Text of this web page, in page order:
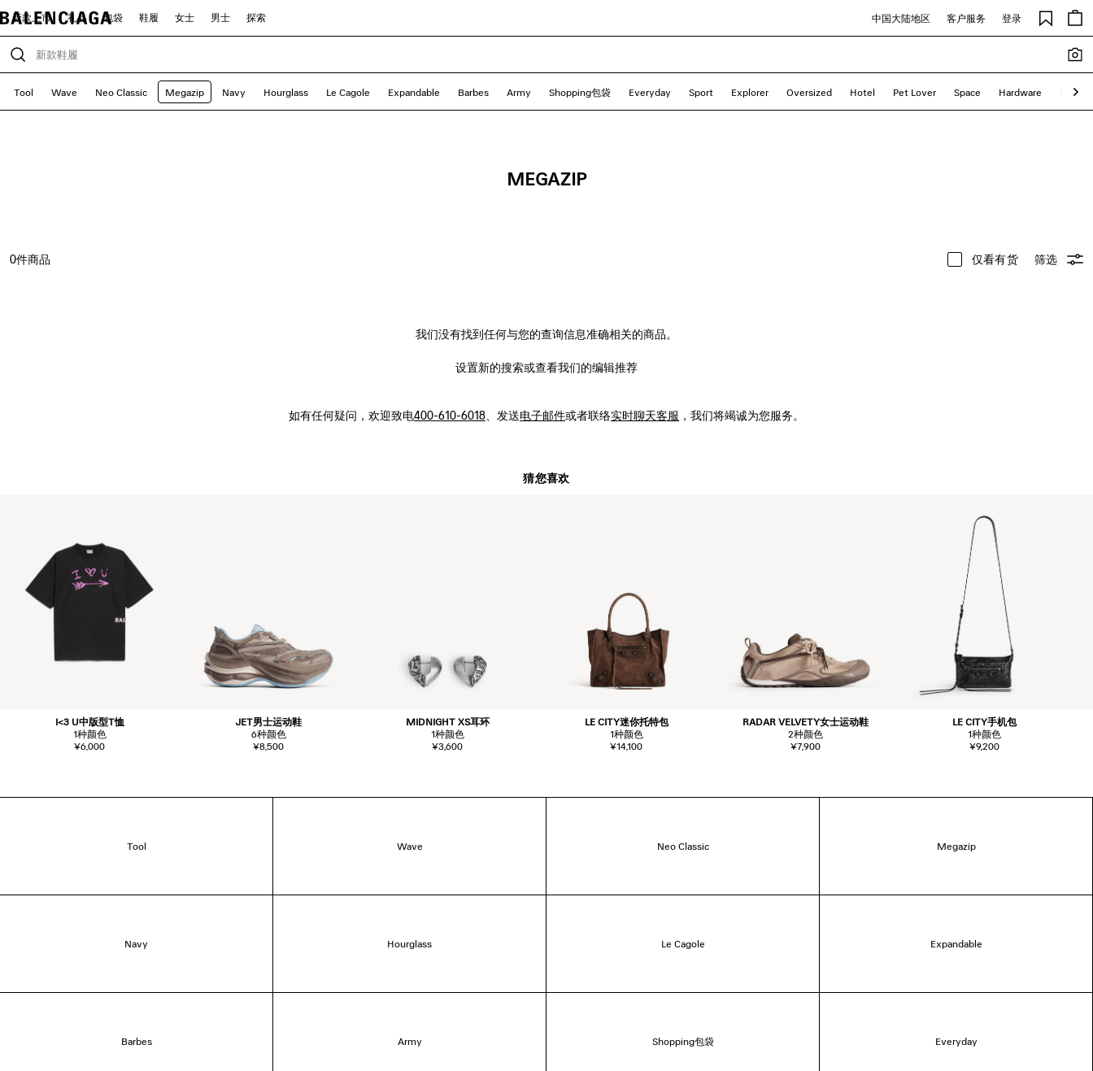
新款上市 礼品 包袋 鞋履 女士 男士 探索 中国大陆地区 客户服务 登录
Tool Wave Neo Classic Megazip Navy Hourglass Le Cagole Expandable Barbes Army Shopping包袋 Everyday Sport Explorer Oversized Hotel Pet Lover Space Hardware Hacker
MEGAZIP
0件商品 仅看有货 筛选
我们没有找到任何与您的查询信息准确相关的商品。
设置新的搜索或查看我们的编辑推荐
如有任何疑问， 欢迎致电400-610-6018 、发送电子邮件或者联络实时聊天客服 ，我们将竭诚为您服务。
猜您喜欢
I<3 U中版型T恤
1种颜色
¥6,000
JET男士运动鞋
6种颜色
¥8,500
MIDNIGHT XS耳环
1种颜色
¥3,600
LE CITY迷你托特包
1种颜色
¥14,100
RADAR VELVETY女士运动鞋
2种颜色
¥7,900
LE CITY手机包
1种颜色
¥9,200
Tool Wave Neo Classic Megazip
Navy Hourglass Le Cagole Expandable
Barbes Army Shopping包袋 Everyday